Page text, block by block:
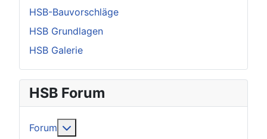
HSB-Bauvorschläge
HSB Grundlagen
HSB Galerie
HSB Forum
Forum